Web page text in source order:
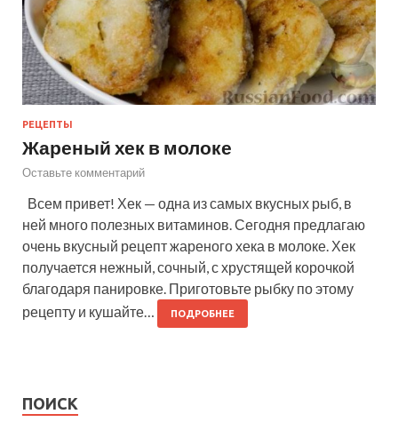
РЕЦЕПТЫ
Жареный хек в молоке
Оставьте комментарий
Всем привет! Хек — одна из самых вкусных рыб, в
ней много полезных витаминов. Сегодня предлагаю
очень вкусный рецепт жареного хека в молоке. Хек
получается нежный, сочный, с хрустящей корочкой
благодаря панировке. Приготовьте рыбку по этому
рецепту и кушайте…
ПОДРОБНЕЕ
ПОИСК